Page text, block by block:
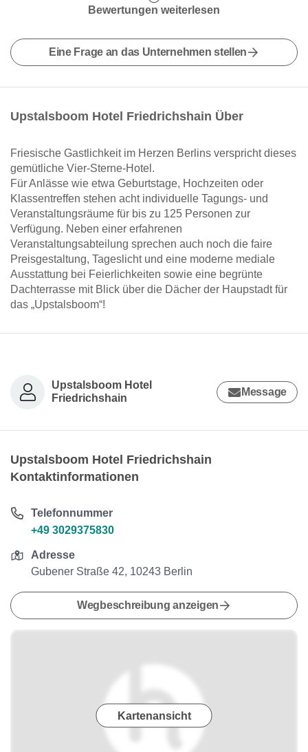
Bewertungen weiterlesen
Eine Frage an das Unternehmen stellen
Upstalsboom Hotel Friedrichshain Über
Friesische Gastlichkeit im Herzen Berlins verspricht dieses
gemütliche Vier-Sterne-Hotel.
Für Anlässe wie etwa Geburtstage, Hochzeiten oder
Klassentreffen stehen acht individuelle Tagungs- und
Veranstaltungsräume für bis zu 125 Personen zur
Verfügung. Neben einer erfahrenen
Veranstaltungsabteilung sprechen auch noch die faire
Preisgestaltung, Tageslicht und eine moderne mediale
Ausstattung bei Feierlichkeiten sowie eine begrünte
Dachterrasse mit Blick über die Dächer der Haupstadt für
das „Upstalsboom“!
Upstalsboom Hotel
Friedrichshain
Message
Upstalsboom Hotel Friedrichshain
Kontaktinformationen
Telefonnummer
+49 3029375830
Adresse
Gubener Straße 42, 10243 Berlin
Wegbeschreibung anzeigen
Kartenansicht